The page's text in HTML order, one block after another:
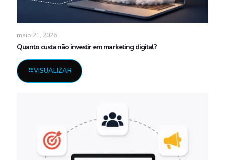
maio 21, 2026
Quanto custa não investir em marketing digital?
VISUALIZAR